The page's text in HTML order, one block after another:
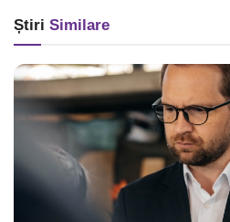
Știri Similare